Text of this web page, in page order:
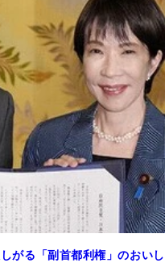
がる「副首都利権」のおいし